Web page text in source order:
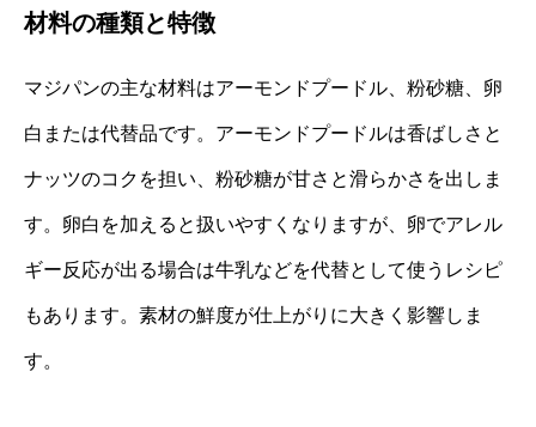
材料の種類と特徴
マジパンの主な材料はアーモンドプードル、粉砂糖、卵
白または代替品です。アーモンドプードルは香ばしさと
ナッツのコクを担い、粉砂糖が甘さと滑らかさを出しま
す。卵白を加えると扱いやすくなりますが、卵でアレル
ギー反応が出る場合は牛乳などを代替として使うレシピ
もあります。素材の鮮度が仕上がりに大きく影響しま
す。